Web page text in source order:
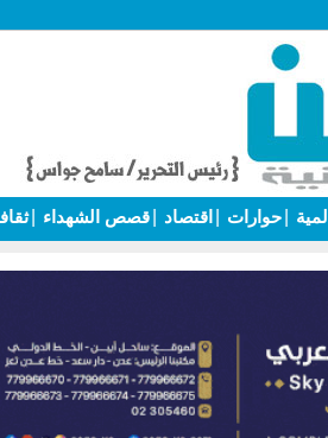
حوارات اقتصاد قصص الشهداء